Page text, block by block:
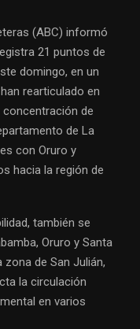
(ABC) informó
21 puntos de
domingo, en un
rearticulado en
de
de La
con Oruro y
hacia la región de
también se
Oruro y Santa
de San Julián,
la circulación
en varios